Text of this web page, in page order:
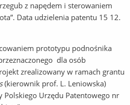
z napędem i sterowaniem
Data udzielenia patentu 15 12.
prototypu podnośnika
dla osób
zrealizowany w ramach grantu
(kierownik prof. L. Leniowska)
Polskiego Urzędu Patentowego nr